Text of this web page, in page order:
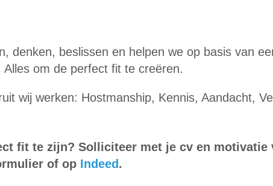
denken, beslissen en helpen we op basis van
Alles om de perfect fit te creëren.
wij werken: Hostmanship, Kennis, Aandacht,
fit te zijn? Solliciteer met je cv en motivatie
of op Indeed .